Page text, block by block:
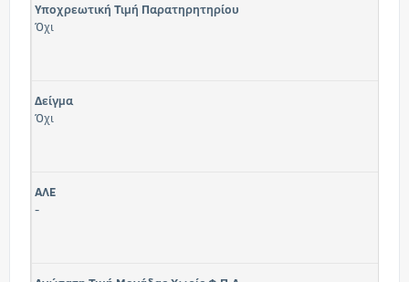
Υποχρεωτική Τιμή Παρατηρητηρίου
Όχι
Δείγμα
Όχι
ΑΛΕ
-